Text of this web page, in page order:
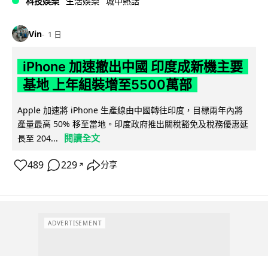
Vin 1 日
iPhone 加速撤出中國 印度成新機主要
基地 上年組裝增至5500萬部
Apple 加速將 iPhone 生產線由中國轉往印度，目標兩年內將
產量最高 50% 移至當地。印度政府推出關稅豁免及稅務優惠延
長至 204...
閱讀全文
489 229 ↗ 分享
ADVERTISEMENT